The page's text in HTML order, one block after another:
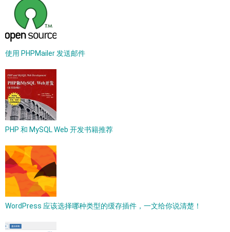
使用 PHPMailer 发送邮件
PHP 和 MySQL Web 开发书籍推荐
WordPress 应该选择哪种类型的缓存插件，一文给你说清楚！